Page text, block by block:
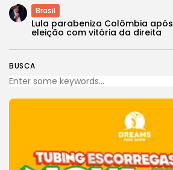
BUSCA
Brasil
Lula parabeniza Colômbia após
eleição com vitória da direita